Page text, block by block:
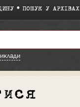
ПОШУК У АРХІВАХ